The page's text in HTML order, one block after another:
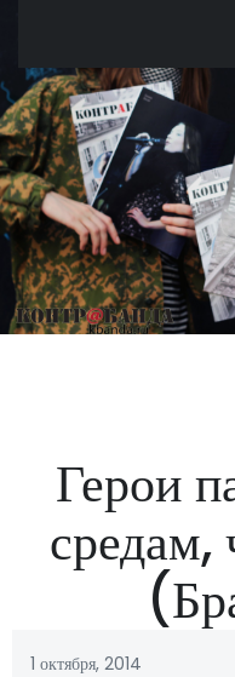
Герои
1 октября, 2014